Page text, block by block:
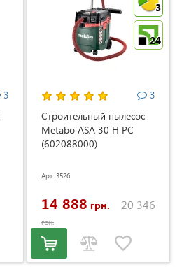
3
3
24
3
Строительный пылесос
Metabo ASA 30 H PC
(602088000)
Арт: 3526
14 888 грн. 20 346
грн.